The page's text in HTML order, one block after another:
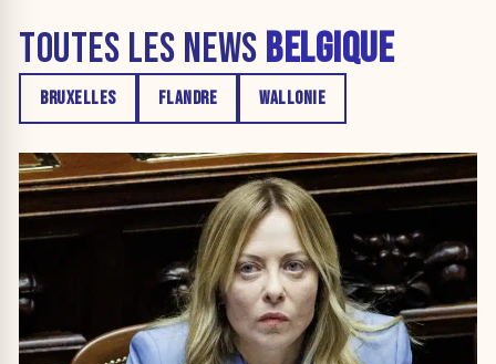
TOUTES LES NEWS BELGIQUE
BRUXELLES FLANDRE WALLONIE